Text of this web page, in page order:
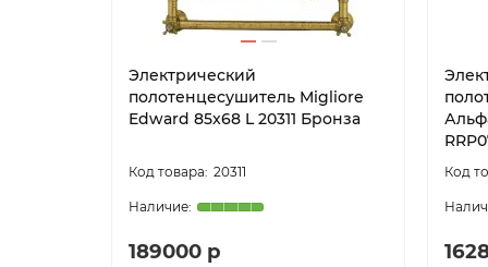
Электрический
полотенцесушитель Migliore
Edward 85x68 L 20311 Бронза
20311
189000 р